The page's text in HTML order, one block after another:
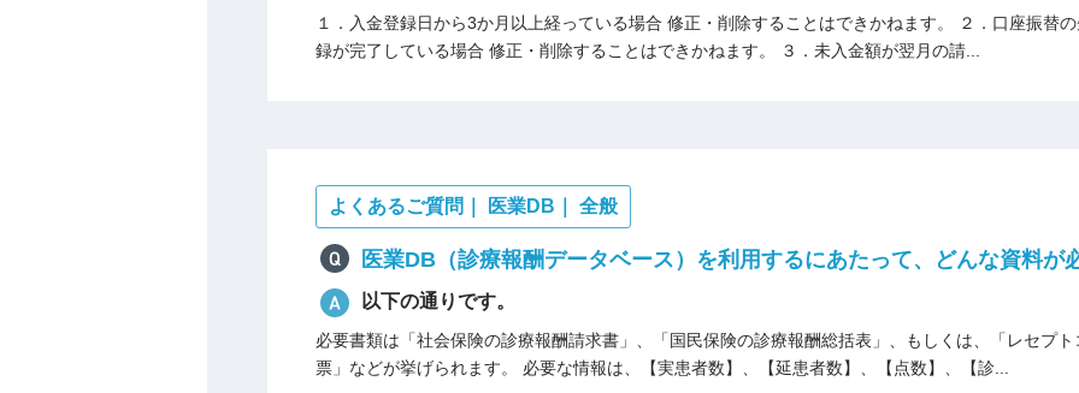
１．入金登録日から3か月以上経っている場合 修正・削除することはできかねます。 ２．口座振替
録が完了している場合 修正・削除することはできかねます。 ３．未入金額が翌月の請...
よくあるご質問｜ 医業DB｜ 全般
医業DB（診療報酬データベース）を利用するにあたって、どんな資料が
以下の通りです。
必要書類は「社会保険の診療報酬請求書」、「国民保険の診療報酬総括表」、もしくは、「レセプ
票」などが挙げられます。 必要な情報は、【実患者数】、【延患者数】、【点数】、【診...